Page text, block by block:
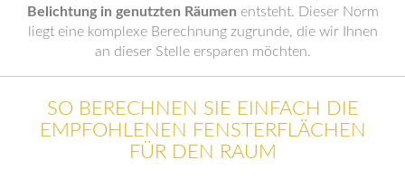
Belichtung in genutzten Räumen entsteht. Dieser Norm
liegt eine komplexe Berechnung zugrunde, die wir Ihnen
an dieser Stelle ersparen möchten.
SO BERECHNEN SIE EINFACH DIE
EMPFOHLENEN FENSTERFLÄCHEN
FÜR DEN RAUM